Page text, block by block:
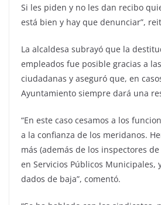
Si les piden y no les dan recibo
está bien y hay que denunciar”,
La alcaldesa subrayó que la
empleados fue posible gracias a
ciudadanas y aseguró que, en
Ayuntamiento siempre dará una
“En este caso cesamos a los
a la confianza de los meridanos.
más (además de los inspectores
en Servicios Públicos Municipales,
dados de baja”, comentó.